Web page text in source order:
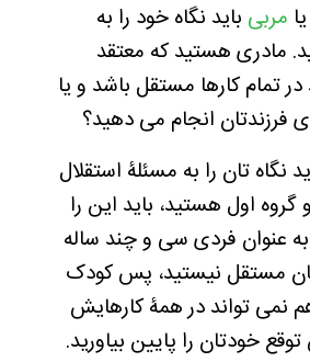
مربی باید نگاه خود را به
مادری هستید که معتقد
تمام کارها مستقل باشد و یا
فرزندتان انجام می دهید؟
نگاه تان را به مسئلۀ استقلال
گروه اول هستید، باید این را
عنوان فردی سی و چند ساله
مستقل نیستید، پس کودک
نمی تواند در همۀ کارهایش
خودتان را پایین بیاورید.